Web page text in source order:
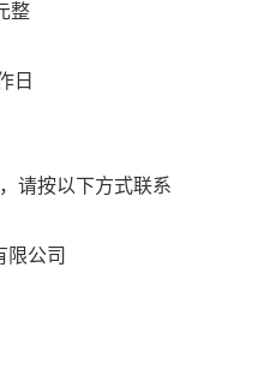
整
日
请按以下方式联系
限公司